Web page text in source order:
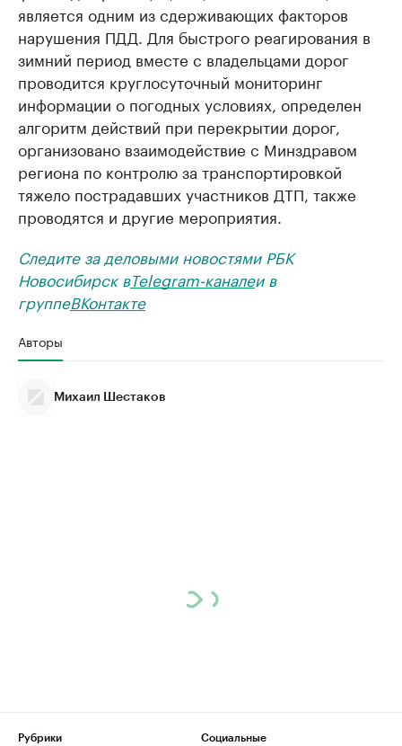
является одним из сдерживающих факторов
нарушения ПДД. Для быстрого реагирования в
зимний период вместе с владельцами дорог
проводится круглосуточный мониторинг
информации о погодных условиях, определен
алгоритм действий при перекрытии дорог,
организовано взаимодействие с Минздравом
региона по контролю за транспортировкой
тяжело пострадавших участников ДТП, также
проводятся и другие мероприятия.
Следите за деловыми новостями РБК
Новосибирск вTelegram-каналеи в
группеВКонтакте
Авторы
Михаил Шестаков
Рубрики
Социальные